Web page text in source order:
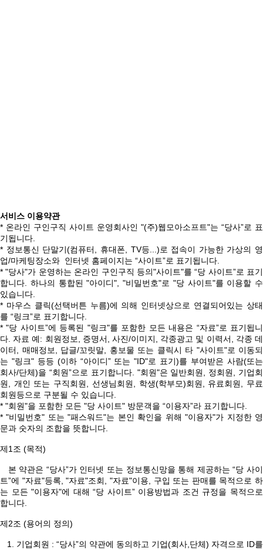
서비스 이용약관
* 온라인 구인구직 사이트 운영회사인 "(주)웹모아소프트"는 “당사”로 표
기됩니다.
* 정보통신 단말기(컴퓨터, 휴대폰, TV등...)로 접속이 가능한 가상의 영
업/마케팅장소와 인터넷 홈페이지는 “사이트”로 표기됩니다.
* "당사"가 운영하는 온라인 구인구직 등의"사이트"를 “당 사이트”로 표기
합니다. 하나의 통합된 "아이디", "비밀번호"로 "당 사이트"를 이용할 수
있습니다.
* 마우스 클릭(선택버튼 누름)에 의해 인터넷상으로 연결되어있는 상태
를 “링크”로 표기합니다.
* "당 사이트”에 등록된 "링크"를 포함한 모든 내용은 “자료”로 표기됩니
다. 자료 예: 회원정보, 증명서, 사진/이미지, 각종광고 및 이력서, 각종 데
이터, 매매정보, 답글/꼬릿말, 홍보물 또는 클릭시 타 "사이트"로 이동되
는 "링크" 등등 (이하 “아이디” 또는 "ID"로 표기)를 부여받은 사람(또는
회사/단체)을 “회원”으로 표기합니다. "회원"은 일반회원, 정회원, 기업회
원, 개인 또는 구직회원, 선생님회원, 학생(학부모)회원, 유료회원, 무료
회원등으로 구분될 수 있습니다.
* "회원"을 포함한 모든 "당 사이트" 방문객을 “이용자”라 표기합니다.
* "비밀번호" 또는 "패스워드"는 본인 확인을 위해 "이용자"가 지정한 영
문과 숫자의 조합을 뜻합니다.
제1조 (목적)
본 약관은 “당사”가 인터넷 또는 정보통신망을 통해 제공하는 “당 사이
트”에 "자료"등록, "자료"조회, "자료"이용, 구입 또는 판매를 목적으로 하
는 모든 "이용자"에 대해 “당 사이트” 이용방법과 조건 규정을 목적으로
합니다.
제2조 (용어의 정의)
1. 기업회원 : “당사”의 약관에 동의하고 기업(회사,단체) 자격으로 ID를